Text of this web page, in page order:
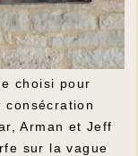
choisi pour
consécration
Arman et Jeff
sur la vague